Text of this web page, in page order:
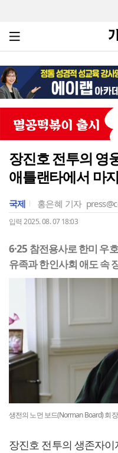
장진호 전투의 영
애틀랜타에서 마
국제 홍은혜 기자
입력 2025. 08. 07 18:03
6·25 참전용사로 한미 우
유족과 한인사회 애도 속
생전의 노먼 보드(Norman Board) 회
장진호 전투의 생존자